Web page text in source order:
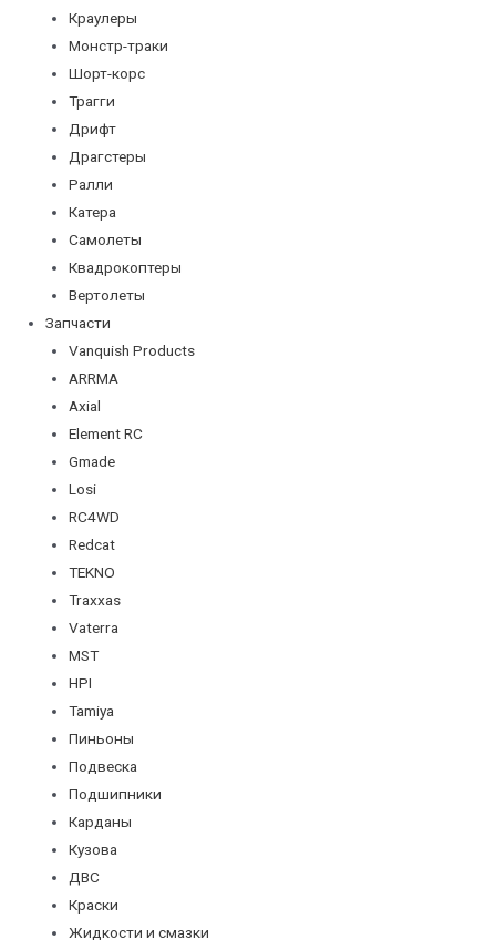
Краулеры
Монстр-траки
Шорт-корс
Трагги
Дрифт
Драгстеры
Ралли
Катера
Самолеты
Квадрокоптеры
Вертолеты
Запчасти
Vanquish Products
ARRMA
Axial
Element RC
Gmade
Losi
RC4WD
Redcat
TEKNO
Traxxas
Vaterra
MST
HPI
Tamiya
Пиньоны
Подвеска
Подшипники
Карданы
Кузова
ДВС
Краски
Жидкости и смазки